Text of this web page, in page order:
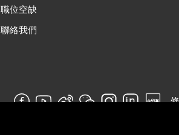
職位空缺
聯絡我們